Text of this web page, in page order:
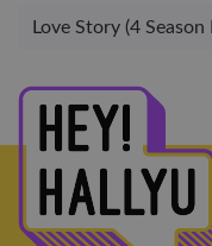
Love Story (4